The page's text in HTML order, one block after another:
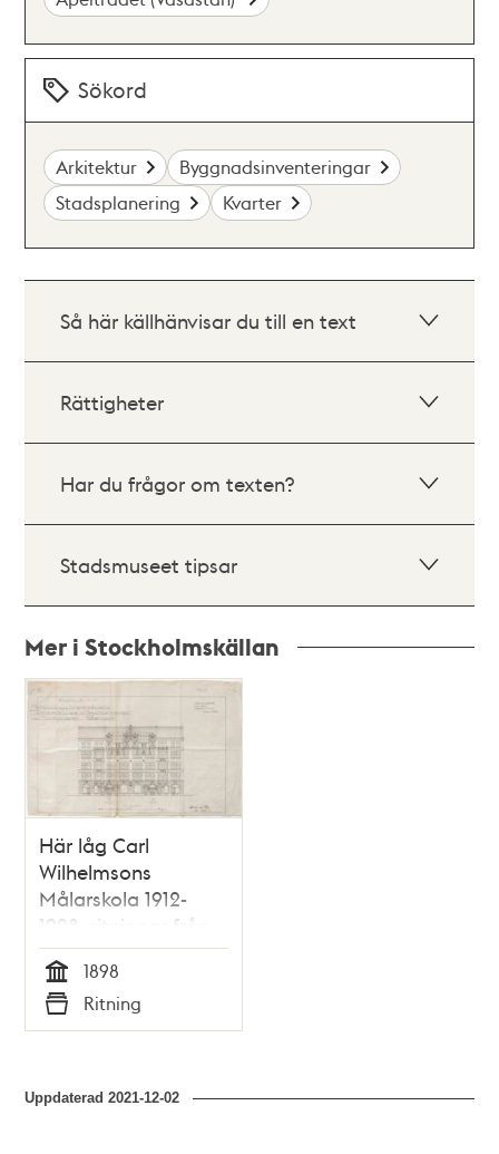
Sökord
Arkitektur
Byggnadsinventeringar
Stadsplanering
Kvarter
Så här källhänvisar du till en text
Rättigheter
Har du frågor om texten?
Stadsmuseet tipsar
Mer i Stockholmskällan
Relaterade
poster
Här låg Carl
Wilhelmsons
Målarskola 1912-
1928, ritningar från
1898
Tid
1898
Typ
Ritning
Uppdaterad2021-12-02